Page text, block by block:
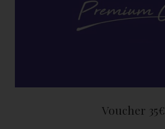
Voucher 35€